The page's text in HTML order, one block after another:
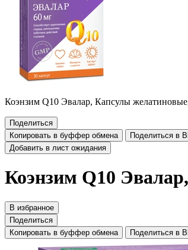
Коэнзим Q10 Эвалар, Капсулы
Поделиться
Копировать в буффер обмена
Поделиться в
Добавить в лист ожидания
Коэнзим Q10
В избранное
Поделиться
Копировать в буффер обмена
Поделиться в